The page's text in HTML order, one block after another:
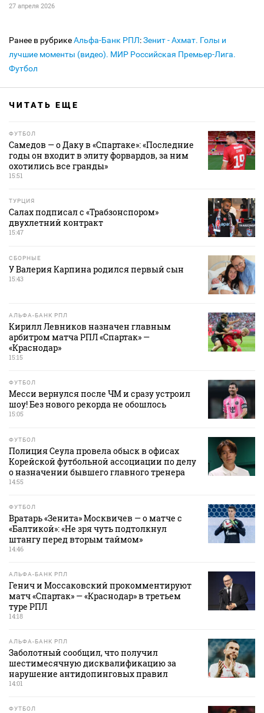
27 апреля 2026
Ранее в рубрикеАльфа-Банк РПЛ:Зенит - Ахмат. Голы и
лучшие моменты (видео). МИР Российская Премьер-Лига.
Футбол
ЧИТАТЬ ЕЩЕ
ФУТБОЛ
Самедов — о Даку в «Спартаке»: «Последние
годы он входит в элиту форвардов, за ним
охотились все гранды»
15:51
ТУРЦИЯ
Салах подписал с «Трабзонспором»
двухлетний контракт
15:47
СБОРНЫЕ
У Валерия Карпина родился первый сын
15:43
АЛЬФА-БАНК РПЛ
Кирилл Левников назначен главным
арбитром матча РПЛ «Спартак» —
«Краснодар»
15:15
ФУТБОЛ
Месси вернулся после ЧМ и сразу устроил
шоу! Без нового рекорда не обошлось
15:05
ФУТБОЛ
Полиция Сеула провела обыск в офисах
Корейской футбольной ассоциации по делу
о назначении бывшего главного тренера
14:55
ФУТБОЛ
Вратарь «Зенита» Москвичев — о матче с
«Балтикой»: «Не зря чуть подтолкнул
штангу перед вторым таймом»
14:46
АЛЬФА-БАНК РПЛ
Генич и Моссаковский прокомментируют
матч «Спартак» — «Краснодар» в третьем
туре РПЛ
14:18
АЛЬФА-БАНК РПЛ
Заболотный сообщил, что получил
шестимесячную дисквалификацию за
нарушение антидопинговых правил
14:01
ФУТБОЛ